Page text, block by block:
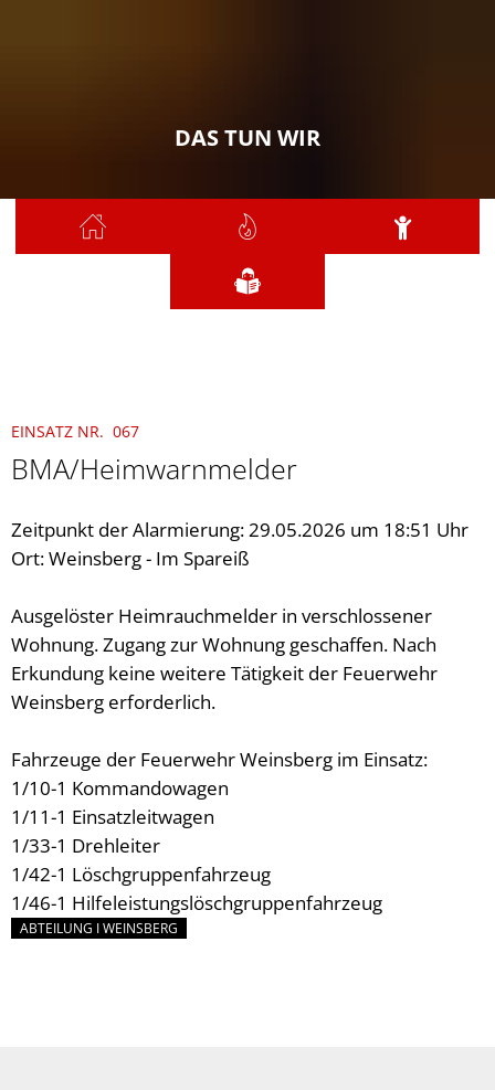
DAS TUN WIR
EINSATZ NR. 067
BMA/Heimwarnmelder
Zeitpunkt der Alarmierung: 29.05.2026 um 18:51 Uhr
Ort: Weinsberg - Im Spareiß
Ausgelöster Heimrauchmelder in verschlossener
Wohnung. Zugang zur Wohnung geschaffen. Nach
Erkundung keine weitere Tätigkeit der Feuerwehr
Weinsberg erforderlich.
Fahrzeuge der Feuerwehr Weinsberg im Einsatz:
1/10-1 Kommandowagen
1/11-1 Einsatzleitwagen
1/33-1 Drehleiter
1/42-1 Löschgruppenfahrzeug
1/46-1 Hilfeleistungslöschgruppenfahrzeug
ABTEILUNG I WEINSBERG